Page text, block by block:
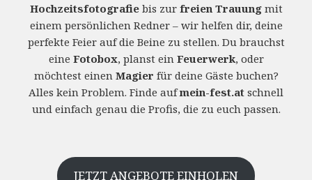
Hochzeitsfotografiebis zur freien Trauungmit
einem persönlichen Redner – wir helfen dir, deine
perfekte Feier auf die Beine zu stellen. Du brauchst
eine Fotobox, planst ein Feuerwerk, oder
möchtest einen Magier für deine Gäste buchen?
Alles kein Problem. Finde aufmein-fest.at schnell
und einfach genau die Profis, die zu euch passen.
JETZT ANGEBOTE EINHOLEN